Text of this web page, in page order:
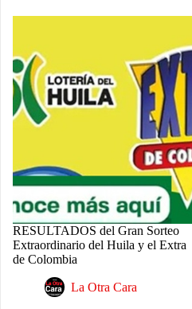
RESULTADOS del Gran Sorteo
Extraordinario del Huila y el Extra
de Colombia
La Otra Cara